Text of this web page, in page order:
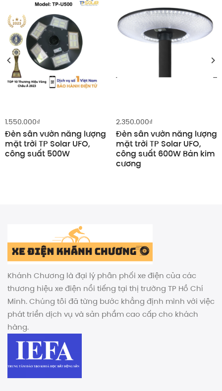
1.550.000₫
Đèn sân vườn năng lượng
mặt trời TP Solar UFO,
công suất 500W
2.350.000₫
Đèn sân vườn năng lượng
mặt trời TP Solar UFO,
công suất 600W Bản kim
cương
Khánh Chương là đại lý phân phối xe điện của các
thương hiệu xe điện nổi tiếng tại thị trường TP Hồ Chí
Minh. Chúng tôi đã từng bước khẳng định mình với việc
phát triển dịch vụ và sản phẩm cao cấp cho khách
hàng.